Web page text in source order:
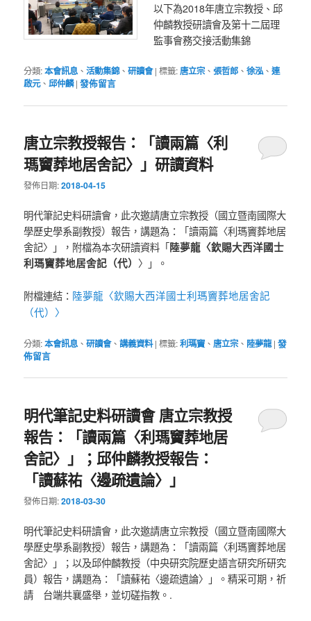
以下為2018年唐立宗教授、邱
仲麟教授研讀會及第十二屆理
監事會務交接活動集錦
分類:本會訊息 、活動集錦、研讀會 |標籤:唐立宗、張哲郎 、徐泓、連
啟元、邱仲麟 |發佈留言
唐立宗教授報告：「讀兩篇〈利
瑪竇葬地居舍記〉」研讀資料
發佈日期:2018-04-15
明代筆記史料研讀會，此次邀請唐立宗教授（國立暨南國際大
學歷史學系副教授）報告，講題為：「讀兩篇〈利瑪竇葬地居
舍記〉」，附檔為本次研讀資料「陸夢龍〈欽賜大西洋國士
利瑪竇葬地居舍記（代） 〉」。
附檔連結： 陸夢龍〈欽賜大西洋國士利瑪竇葬地居舍記
（代）〉
分類:本會訊息 、研讀會、講義資料 |標籤:利瑪竇、 唐立宗、 陸夢龍 |發
佈留言
明代筆記史料研讀會 唐立宗教授
報告：「讀兩篇〈利瑪竇葬地居
舍記〉」；邱仲麟教授報告：
「讀蘇祐〈邊疏遺論〉」
發佈日期:2018-03-30
明代筆記史料研讀會，此次邀請唐立宗教授（國立暨南國際大
學歷史學系副教授）報告，講題為：「讀兩篇〈利瑪竇葬地居
舍記〉」；以及邱仲麟教授（中央研究院歷史語言研究所研究
員）報告，講題為：「讀蘇祐〈邊疏遺論〉」。精采可期，祈
請 台端共襄盛舉，並切磋指教。.